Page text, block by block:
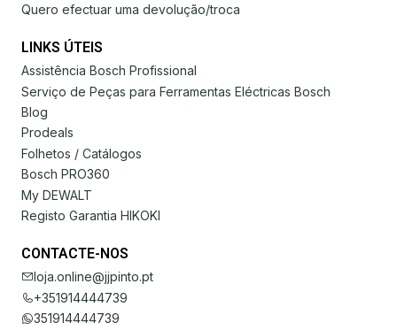
Quero efectuar uma devolução/troca
LINKS ÚTEIS
Assistência Bosch Profissional
Serviço de Peças para Ferramentas Eléctricas Bosch
Blog
Prodeals
Folhetos / Catálogos
Bosch PRO360
My DEWALT
Registo Garantia HIKOKI
CONTACTE-NOS
loja.online@jjpinto.pt
+351914444739
351914444739